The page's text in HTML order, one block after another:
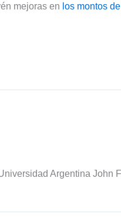
mejoras en los montos
Argentina John